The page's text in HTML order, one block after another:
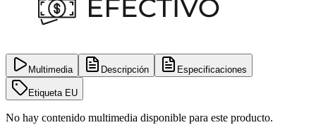
Multimedia Descripción Especificaciones
Etiqueta EU
No hay contenido multimedia disponible para este producto.